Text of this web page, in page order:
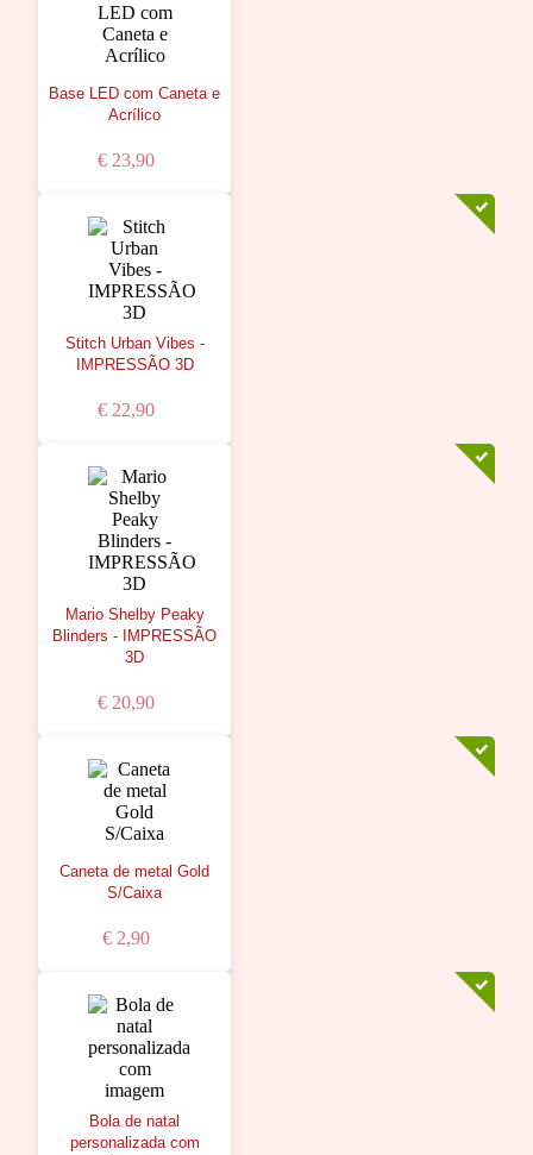
Base LED com Caneta e
Acrílico
€ 23,90
Stitch Urban Vibes -
IMPRESSÃO 3D
€ 22,90
Mario Shelby Peaky
Blinders - IMPRESSÃO
3D
€ 20,90
Caneta de metal Gold
S/Caixa
€ 2,90
Bola de natal
personalizada com